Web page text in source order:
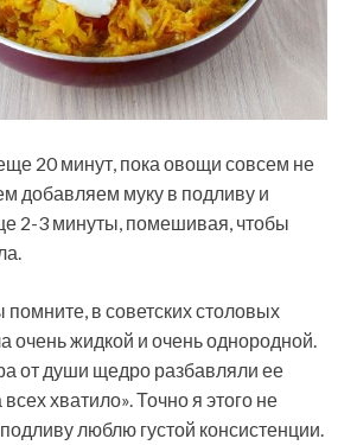
20 минут, пока овощи совсем не
добавляем муку в подливу и
2-3 минуты, помешивая, чтобы
помните, в советских столовых
очень жидкой и очень однородной.
от души щедро разбавляли ее
хватило». Точно я этого не
люблю густой консистенции.